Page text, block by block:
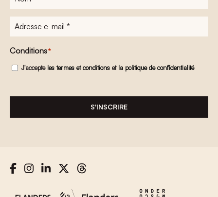
Adresse
e-
mail*
Conditions*
J'accepte les termes et conditions et la politique de confidentialité
S'INSCRIRE